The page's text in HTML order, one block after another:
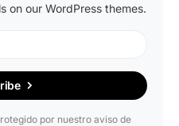
on our WordPress themes.
por nuestro aviso de